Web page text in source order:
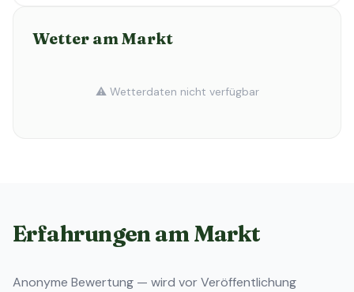
Wetter am Markt
⚠️ Wetterdaten nicht verfügbar
Erfahrungen am Markt
Anonyme Bewertung — wird vor Veröffentlichung